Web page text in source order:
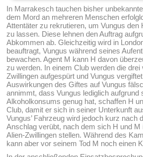
In Marrakesch tauchen bisher
dem Mord an mehreren Menschen
Attentäter zu rekrutieren, um Vungus den
zu lassen. Diese lehnen den Auftrag
Abkommen ab. Gleichzeitig wird in
beauftragt, Vungus während seines
bewachen. Agent M kann H davon
zu werden. In einem Club werden die drei
Zwillingen aufgespürt und Vungus
Auswirkungen des Giftes auf Vungus
annimmt, dass Vungus lediglich aufgrund
Alkoholkonsums genug hat, schaffen H
Club, damit er sich in seiner Unterkunft
Vungus’ Fahrzeug wird jedoch kurz nach
Anschlag verübt, nach dem sich H und M
Alien-Zwillingen stellen. Während des
kann aber vor seinem Tod M noch einen